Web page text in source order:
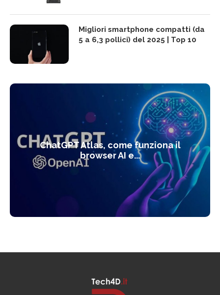
Migliori smartphone compatti (da
5 a 6,3 pollici) del 2025 | Top 10
ChatGPT Atlas, come funziona il
browser AI e...